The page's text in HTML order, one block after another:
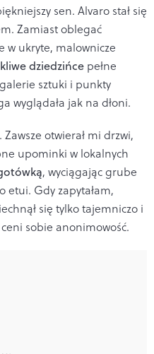
sen. Alvaro stał się
Zamiast oblegać
w ukryte, malownicze
dziedzińce pełne
sztuki i punkty
wyglądała jak na dłoni.
otwierał mi drzwi,
upominki w lokalnych
, wyciągając grube
etui. Gdy zapytałam,
się tylko tajemniczo i
sobie anonimowość.